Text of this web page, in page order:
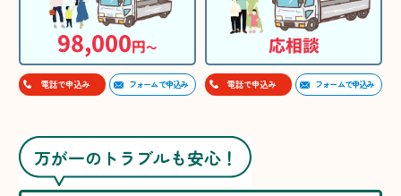
98,000円〜
電話で申込み フォームで申込み
応相談
電話で申込み フォームで申込み
万が一のトラブルも安心！